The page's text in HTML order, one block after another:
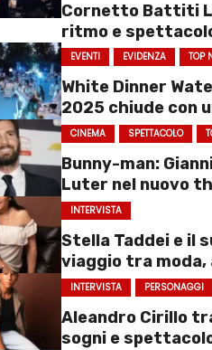
Cornetto Battiti
ritmo e
Molfetta
EVENTI EVIDENZA TOP
White Dinner
2025 chiude con
finale
CINEMA SPETTACOLO
Bunny-man:
Luter nel nuovo
sociale
INTERVISTA
Stella Taddei e il
viaggio tra moda,
spettacolo
INTERVISTA PERSONAGGI
Aleandro Cirillo
sogni e